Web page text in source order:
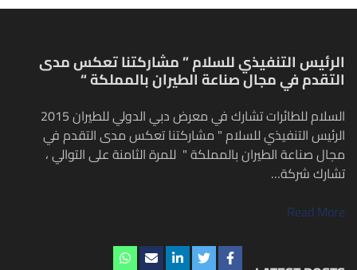
الرئيس التنفيذي للسلام ” مشاركتنا تعكس مدى
التقدم في مجال صناعة الطيران بالمملكة “
السلام للطائرات تشارك في معرض دبي الدولي للطيران 2015
الرئيس التنفيذي للسلام " مشاركتنا تعكس مدى التقدم في
مجال صناعة الطيران بالمملكة " للمرة الثامنة على التوالي ،
تشارك شركة…
Read More